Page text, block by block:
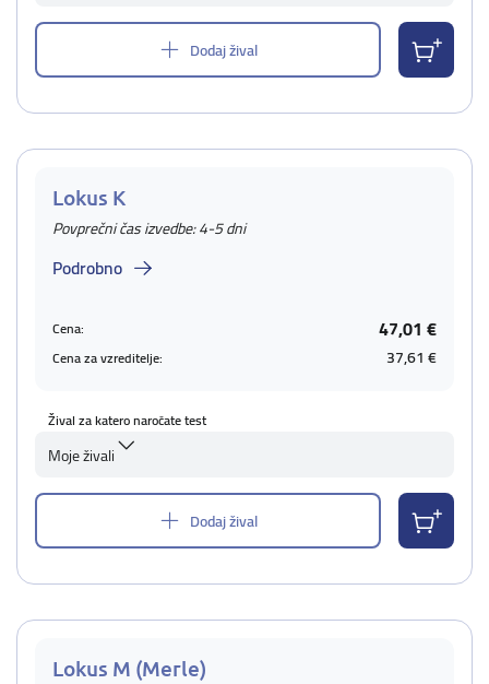
Dodaj žival
Lokus K
Povprečni čas izvedbe: 4-5 dni
Podrobno
Cena: 47,01 €
Cena za vzreditelje: 37,61 €
Žival za katero naročate test
Moje živali
Dodaj žival
Lokus M (Merle)